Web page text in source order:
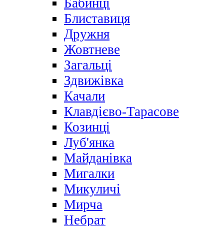
Бабинці
Блиставиця
Дружня
Жовтневе
Загальці
Здвижівка
Качали
Клавдієво-Тарасове
Козинці
Луб'янка
Майданівка
Мигалки
Микуличі
Мирча
Небрат